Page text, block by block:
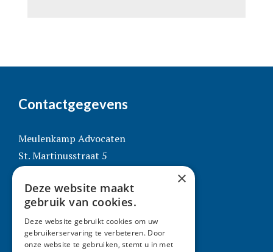
Contactgegevens
Meulenkamp Advocaten
St. Martinusstraat 5
T: 077 351 50 41
E:
Meulenkamp Advocaten
×
Deze website maakt
gebruik van cookies.
Deze website gebruikt cookies om uw
gebruikerservaring te verbeteren. Door
onze website te gebruiken, stemt u in met